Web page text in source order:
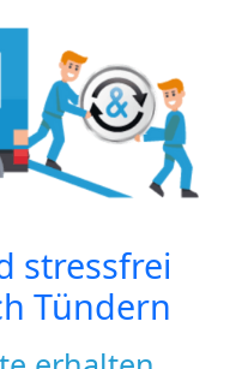
stressfrei
Tündern